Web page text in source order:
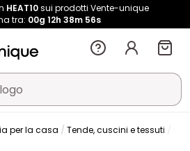
HEAT10sui prodotti Vente-unique
tra: 00g 12h 38m 54s
per la casa Tende, cuscini e tessuti